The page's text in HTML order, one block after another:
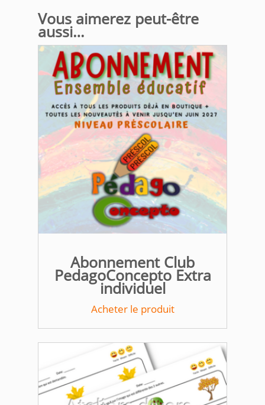
Vous aimerez peut-être
aussi…
Abonnement Club
PedagoConcepto Extra
individuel
Acheter le produit